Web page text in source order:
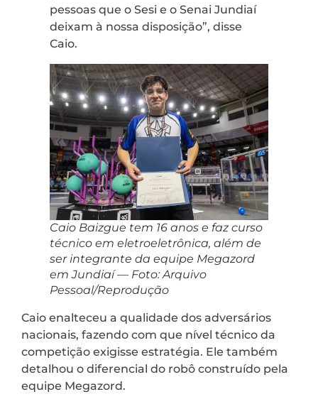
pessoas que o Sesi e o Senai Jundiaí
deixam à nossa disposição”, disse
Caio.
Caio Baizgue tem 16 anos e faz curso
técnico em eletroeletrônica, além de
ser integrante da equipe Megazord
em Jundiaí — Foto: Arquivo
Pessoal/Reprodução
Caio enalteceu a qualidade dos adversários
nacionais, fazendo com que nível técnico da
competição exigisse estratégia. Ele também
detalhou o diferencial do robô construído pela
equipe Megazord.